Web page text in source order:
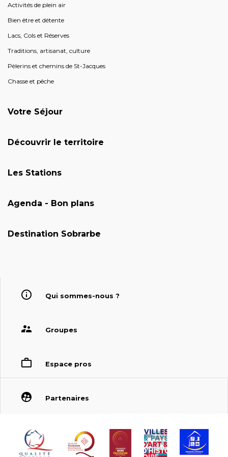
Activités de plein air
Bien être et détente
Lacs, Cols et Réserves
Traditions, artisanat, culture
Pèlerins et chemins de St-Jacques
Chasse et pêche
Votre Séjour
Découvrir le territoire
Les Stations
Agenda - Bon plans
Destination Sobrarbe
Qui sommes-nous ?
Groupes
Espace pros
Partenaires